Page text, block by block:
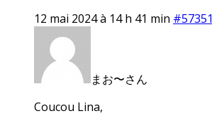
12 mai 2024 à 14 h 41 min #57351
まお〜さん
Coucou Lina,